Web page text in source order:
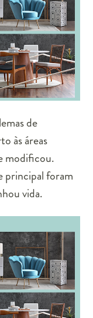
de
às áreas
modificou.
principal foram
vida.